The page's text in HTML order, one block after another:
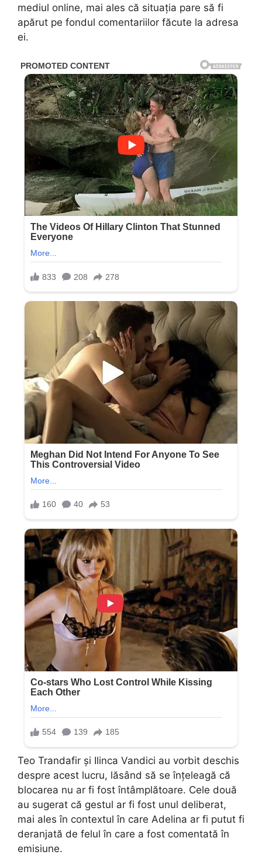
mediul online, mai ales că situația pare să fi
apărut pe fondul comentariilor făcute la adresa
ei.
Teo Trandafir și Ilinca Vandici au vorbit deschis
despre acest lucru, lăsând să se înțeleagă că
blocarea nu ar fi fost întâmplătoare. Cele două
au sugerat că gestul ar fi fost unul deliberat,
mai ales în contextul în care Adelina ar fi putut fi
deranjată de felul în care a fost comentată în
emisiune.